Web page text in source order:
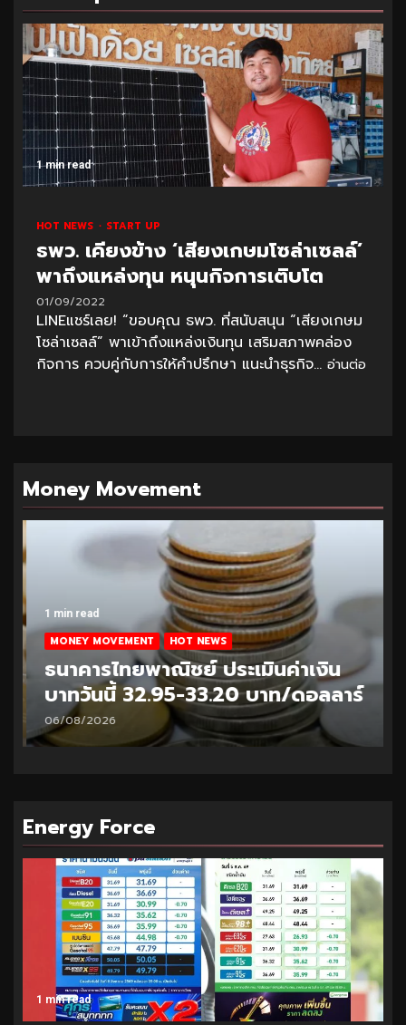
1 min read
HOT NEWS START UP
ธพว. เคียงข้าง ‘เสียงเกษมโซล่าเซลล์’
พาถึงแหล่งทุน หนุนกิจการเติบโต
01/09/2022
LINEแชร์เลย! “ขอบคุณ ธพว. ที่สนับสนุน “เสียงเกษม
โซล่าเซลล์” พาเข้าถึงแหล่งเงินทุน เสริมสภาพคล่อง
กิจการ ควบคู่กับการให้คำปรึกษา แนะนำธุรกิจ... อ่านต่อ
Money Movement
1 min read
MONEY MOVEMENT HOT NEWS
ธนาคารไทยพาณิชย์ ประเมินค่าเงิน
บาทวันนี้ 32.95-33.20 บาท/ดอลลาร์
06/08/2026
Energy Force
1 min read